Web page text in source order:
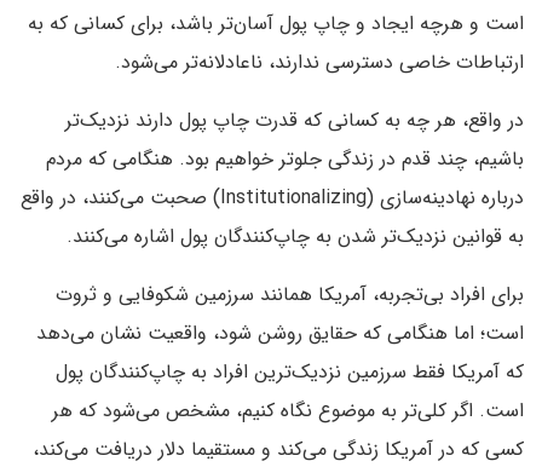
است و هرچه ایجاد و چاپ پول آسان‌تر باشد، برای کسانی که به
ارتباطات خاصی دسترسی ندارند، ناعادلانه‌تر می‌شود.
در واقع، هر چه به کسانی که قدرت چاپ پول دارند نزدیک‌تر
باشیم، چند قدم در زندگی جلوتر خواهیم بود. هنگامی که مردم
درباره نهادینه‌سازی (Institutionalizing) صحبت می‌کنند، در واقع
به قوانین نزدیک‌تر شدن به چاپ‌کنندگان پول اشاره می‌کنند.
برای افراد بی‌تجربه، آمریکا همانند سرزمین شکوفایی و ثروت
است؛ اما هنگامی که حقایق روشن شود، واقعیت نشان می‌دهد
که آمریکا فقط سرزمین نزدیک‌ترین افراد به چاپ‌کنندگان پول
است. اگر کلی‌تر به موضوع نگاه کنیم، مشخص می‌شود که هر
کسی که در آمریکا زندگی می‌کند و مستقیما دلار دریافت می‌کند،